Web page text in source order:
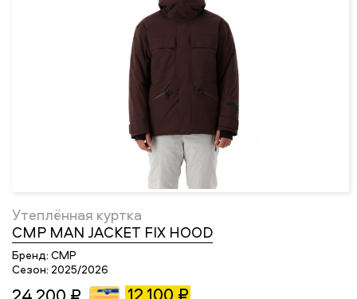
Утеплённая куртка
CMP MAN JACKET FIX HOOD
Бренд: CMP
Сезон: 2025/2026
12 100 ₽